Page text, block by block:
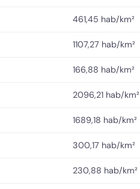
461,45 hab/km²
1107,27 hab/km²
166,88 hab/km²
2096,21 hab/km²
1689,18 hab/km²
300,17 hab/km²
230,88 hab/km²